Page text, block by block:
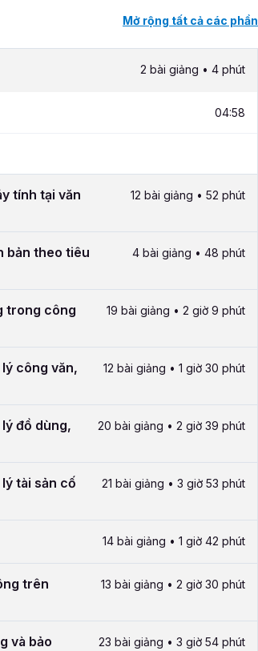
Mở rộng tất cả các phần
2 bài giảng • 4 phút
04:58
tính tại văn
12 bài giảng • 52 phút
bản theo tiêu
4 bài giảng • 48 phút
trong công
19 bài giảng • 2 giờ 9 phút
công văn,
12 bài giảng • 1 giờ 30 phút
đồ dùng,
20 bài giảng • 2 giờ 39 phút
tài sản cố
21 bài giảng • 3 giờ 53 phút
14 bài giảng • 1 giờ 42 phút
trên
13 bài giảng • 2 giờ 30 phút
và bảo
23 bài giảng • 3 giờ 54 phút